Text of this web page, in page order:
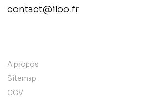
contact@iloo.fr
A propos
Sitemap
CGV